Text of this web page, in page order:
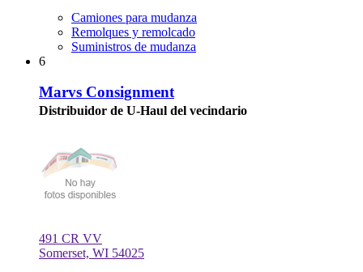
Camiones para mudanza
Remolques y remolcado
Suministros de mudanza
6
Marvs Consignment
Distribuidor de U-Haul del vecindario
491 CR VV
Somerset, WI 54025